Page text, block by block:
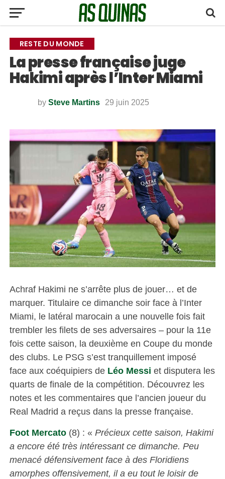
RESTE DU MONDE
La presse française juge
Hakimi après l’Inter Miami
by Steve Martins 29 juin 2025
Achraf Hakimi ne s’arrête plus de jouer… et de
marquer. Titulaire ce dimanche soir face à l’Inter
Miami, le latéral marocain a une nouvelle fois fait
trembler les filets de ses adversaires – pour la 11e
fois cette saison, la deuxième en Coupe du monde
des clubs. Le PSG s’est tranquillement imposé
face aux coéquipiers de Léo Messi et disputera les
quarts de finale de la compétition. Découvrez les
notes et les commentaires que l’ancien joueur du
Real Madrid a reçus dans la presse française.
Foot Mercato(8) : « Précieux cette saison, Hakimi
a encore été très intéressant ce dimanche. Peu
menacé défensivement face à des Floridiens
amorphes offensivement, il a eu tout le loisir de